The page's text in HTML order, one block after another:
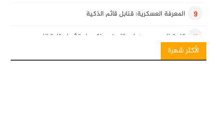
9 المعرفة العسكرية: قنابل قائم الذكية
10 كلمة للسيد حسن نصرالله في ذكرى استشهاد قادة النصر
الأكثر شهرة